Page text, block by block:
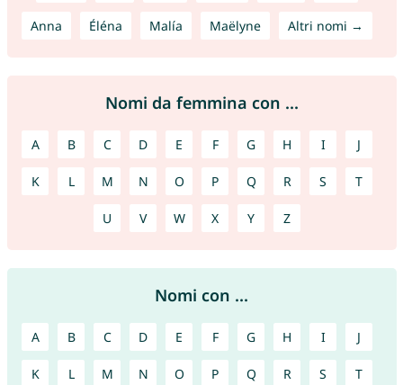
Anna Éléna Malía Maëlyne Altri nomi →
Nomi da femmina con ...
A B C D E F G H I J
K L M N O P Q R S T
U V W X Y Z
Nomi con ...
A B C D E F G H I J
K L M N O P Q R S T